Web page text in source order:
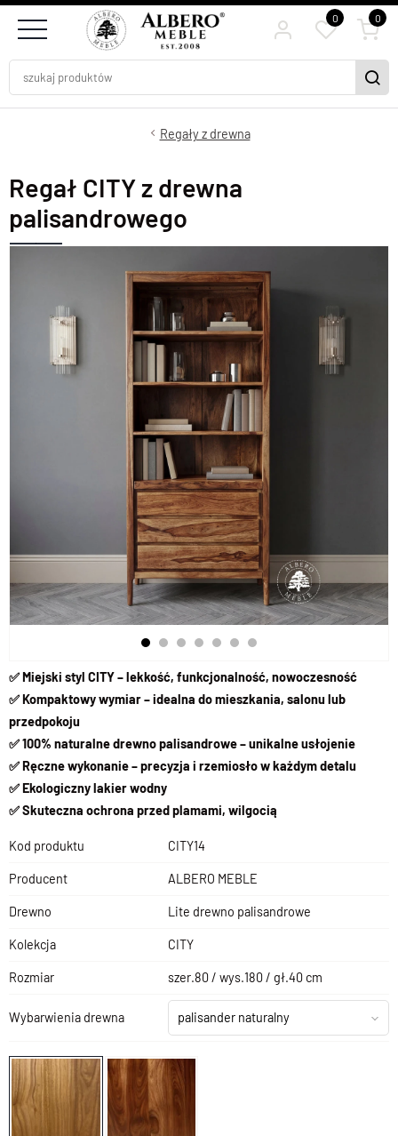
0 0
Regały z drewna
Regał CITY z drewna
palisandrowego
✅Miejski styl CITY – lekkość, funkcjonalność, nowoczesność
✅ Kompaktowy wymiar – idealna do mieszkania, salonu lub
przedpokoju
✅ 100% naturalne drewno palisandrowe – unikalne usłojenie
✅ Ręczne wykonanie – precyzja i rzemiosło w każdym detalu
✅ Ekologiczny lakier wodny
✅ Skuteczna ochrona przed plamami, wilgocią
Kod produktu CITY14
Producent ALBERO MEBLE
Drewno Lite drewno palisandrowe
Kolekcja CITY
Rozmiar szer.80 / wys.180 / gł.40 cm
Wybarwienia drewna palisander naturalny